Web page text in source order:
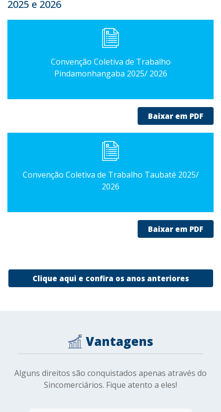
2025 e 2026
Convenção Coletiva de Trabalho
Pindamonhangaba 2025/ 2026
Baixar em PDF
Convenção Coletiva de Trabalho Taubaté 2025/
2026
Baixar em PDF
Clique aqui e confira os anos anteriores
Vantagens
Alguns direitos são conquistados apenas através do
Sincomerciários. Fique atento a eles!